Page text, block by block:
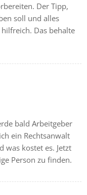
Der Tipp,
soll und alles
Das behalte
bald Arbeitgeber
ein Rechtsanwalt
was kostet es. Jetzt
Person zu finden.